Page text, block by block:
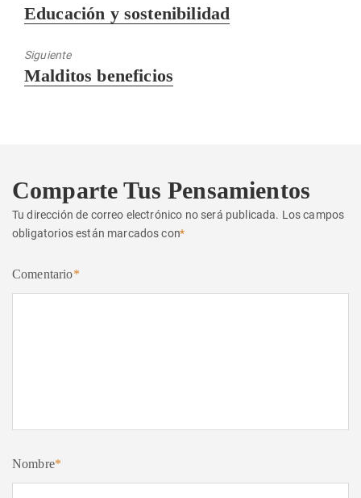
Entrada
Educación y sostenibilidad
Siguiente
Entrada
Malditos beneficios
Comparte Tus Pensamientos
Tu dirección de correo electrónico no será publicada. Los campos
obligatorios están marcados con*
Comentario*
Nombre*